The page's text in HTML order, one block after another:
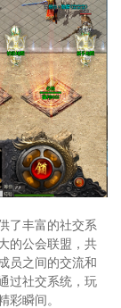
了丰富的社交系
的公会联盟，共
员之间的交流和
过社交系统，玩
彩瞬间。